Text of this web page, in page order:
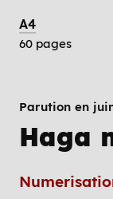
A4
60 pages
Parution en
Haga